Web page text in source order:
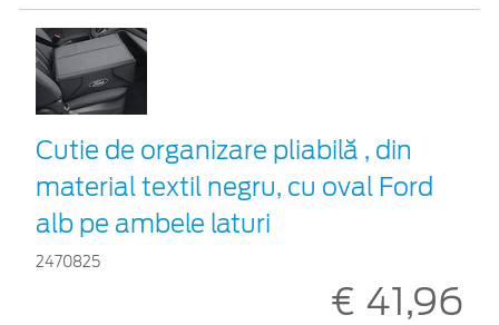
Cutie de organizare pliabilă , din
material textil negru, cu oval Ford
alb pe ambele laturi
2470825
€ 41,96